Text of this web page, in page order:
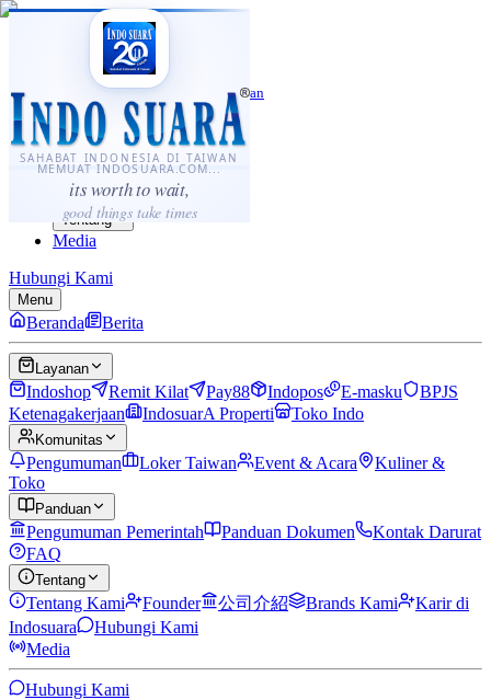
SAHABAT INDONESIA DI TAIWAN
MEMUAT INDOSUARA.COM...
its worth to wait,
good things take times
·...
⌘K
Sahabat Indonesia di Taiwan
Berita
Layanan
Komunitas
Panduan
Tentang
Media
Hubungi Kami
Menu
Beranda Berita
Layanan
Indoshop Remit Kilat Pay88 Indopos E-masku
BPJS
Ketenagakerjaan
IndosuarA Properti Toko Indo
Komunitas
Pengumuman Loker Taiwan Event & Acara
Kuliner &
Toko
Panduan
Pengumuman Pemerintah Panduan Dokumen
Kontak Darurat
FAQ
Tentang
Tentang Kami Founder 公司介紹 Brands Kami
Karir di
Indosuara
Hubungi Kami
Media
Hubungi Kami